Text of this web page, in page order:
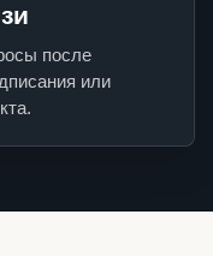
после
или